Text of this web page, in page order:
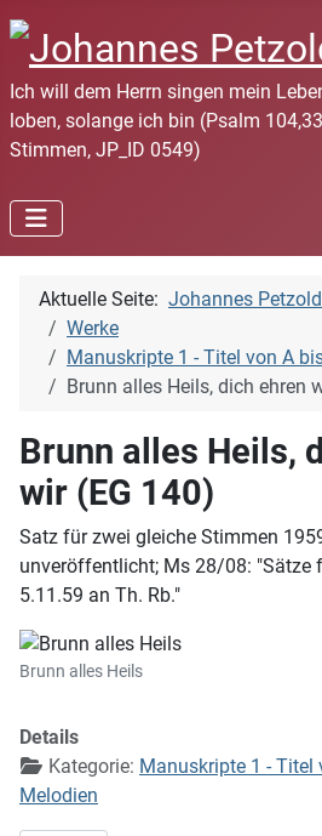
Ich will dem Herrn singen mein
loben, solange ich bin (Psalm
Stimmen, JP_ID 0549)
Aktuelle Seite: Johannes
Werke
Manuskripte 1 - Titel von A
Brunn alles Heils, dich ehren
Brunn alles Heils,
wir (EG 140)
Satz für zwei gleiche Stimmen
unveröffentlicht; Ms 28/08: "Sätze
5.11.59 an Th. Rb."
Brunn alles Heils
Details
Kategorie: Manuskripte 1 - Titel
Melodien